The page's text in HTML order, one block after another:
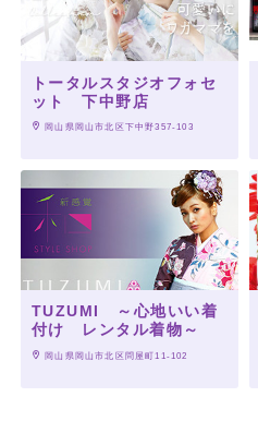
トータルスタジオフォセ
ット 下中野店
岡山県岡山市北区下中野357-103
TUZUMI ～心地いい着
付け レンタル着物～
岡山県岡山市北区問屋町11-102